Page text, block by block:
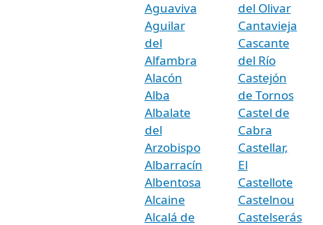
Aguaviva
Aguilar
del
Alfambra
Alacón
Alba
Albalate
del
Arzobispo
Albarracín
Albentosa
Alcaine
Alcalá de
del Olivar
Cantavieja
Cascante
del Río
Castejón
de Tornos
Castel de
Cabra
Castellar,
El
Castellote
Castelnou
Castelserás